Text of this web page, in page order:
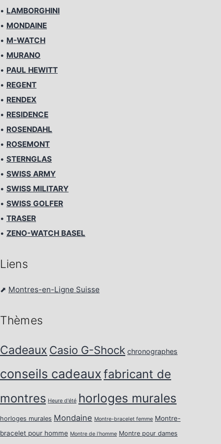
• LAMBORGHINI
• MONDAINE
• M-WATCH
• MURANO
• PAUL HEWITT
• REGENT
• RENDEX
• RESIDENCE
• ROSENDAHL
• ROSEMONT
• STERNGLAS
• SWISS ARMY
• SWISS MILITARY
• SWISS GOLFER
• TRASER
• ZENO-WATCH BASEL
Liens
⬈ Montres-en-Ligne Suisse
Thèmes
Cadeaux Casio G-Shock chronographes
conseils cadeauxfabricant de
montres Heure d'été horloges murales
horloges murales Mondaine Montre-bracelet femme Montre-
bracelet pour homme Montre de l’homme Montre pour dames